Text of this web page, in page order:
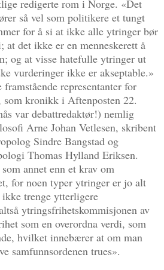
redigerte rom i Norge. «Det
så vel som politikere et tungt
for å si at ikke alle ytringer bør
det ikke er en menneskerett å
og at visse hatefulle ytringer ut
vurderinger ikke er akseptable.»
representanter for
kronikk i Aftenposten 22.
var debattredaktør!) nemlig
Arne Johan Vetlesen, skribent
Sindre Bangstad og
Thomas Hylland Eriksen.
annet enn et krav om
for noen typer ytringer er jo alt
trenge ytterligere
ytringsfrihetskommisjonen av
som en overordna verdi, som
hvilket innebærer at om man
samfunnsordenen trues».